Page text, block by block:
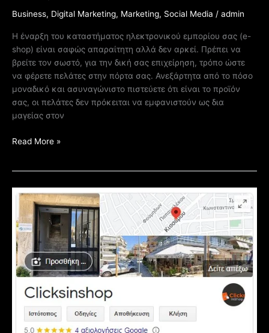
Business, Digital Marketing, Marketing, Social Media / admin
Η έναρξη του καταστήματος ηλεκτρονικού εμπορίου σας (e-
shop) είναι σαφώς απαραίτητη αλλά δεν αρκεί. Πρέπει να
βρείτε τον σωστό, για την δική σας επιχείρηση, τρόπο ώστε
να φέρετε πελάτες στην πόρτα σας. Ανεξάρτητα από το πόσο
μοναδικό και ασυναγώνιστο πιστεύετε ότι είναι το προϊόν
σας, οι πελάτες δεν πρόκειται να εμφανιστούν ως δια
μαγείας στον
Read More »
Δημιουργία
Εταιρικού
προφίλ
Google